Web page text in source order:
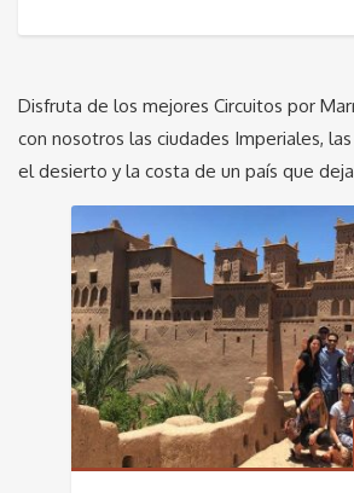
Disfruta de los mejores Circuitos por
con nosotros las ciudades Imperiales,
el desierto y la costa de un país que